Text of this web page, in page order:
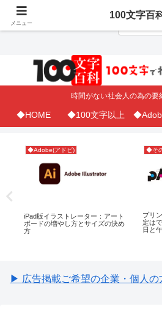
時間がない社会人の為の要
◆HOME ◆100文字以上
◆Adobe(アドビ)
iPad版イラストレーター：アート
ボードの増やし方とサイズの決め
方
◆そ
プリ
定は
日と
▶ 広告掲載ご希望の企業・個人の
メニュー
100文字百